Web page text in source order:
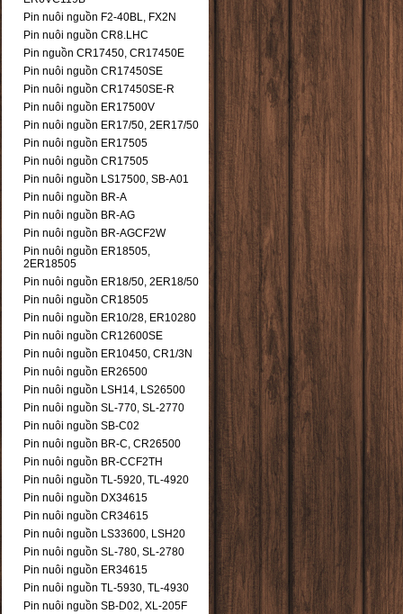
Pin nuôi nguồn F2-40BL, FX2N
Pin nuôi nguồn CR8.LHC
Pin nguồn CR17450, CR17450E
Pin nuôi nguồn CR17450SE
Pin nuôi nguồn CR17450SE-R
Pin nuôi nguồn ER17500V
Pin nuôi nguồn ER17/50, 2ER17/50
Pin nuôi nguồn ER17505
Pin nuôi nguồn CR17505
Pin nuôi nguồn LS17500, SB-A01
Pin nuôi nguồn BR-A
Pin nuôi nguồn BR-AG
Pin nuôi nguồn BR-AGCF2W
Pin nuôi nguồn ER18505,
2ER18505
Pin nuôi nguồn ER18/50, 2ER18/50
Pin nuôi nguồn CR18505
Pin nuôi nguồn ER10/28, ER10280
Pin nuôi nguồn CR12600SE
Pin nuôi nguồn ER10450, CR1/3N
Pin nuôi nguồn ER26500
Pin nuôi nguồn LSH14, LS26500
Pin nuôi nguồn SL-770, SL-2770
Pin nuôi nguồn SB-C02
Pin nuôi nguồn BR-C, CR26500
Pin nuôi nguồn BR-CCF2TH
Pin nuôi nguồn TL-5920, TL-4920
Pin nuôi nguồn DX34615
Pin nuôi nguồn CR34615
Pin nuôi nguồn LS33600, LSH20
Pin nuôi nguồn SL-780, SL-2780
Pin nuôi nguồn ER34615
Pin nuôi nguồn TL-5930, TL-4930
Pin nuôi nguồn SB-D02, XL-205F